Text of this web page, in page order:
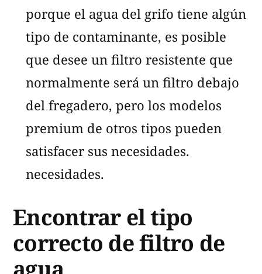
porque el agua del grifo tiene algún
tipo de contaminante, es posible
que desee un filtro resistente que
normalmente será un filtro debajo
del fregadero, pero los modelos
premium de otros tipos pueden
satisfacer sus necesidades.
necesidades.
Encontrar el tipo
correcto de filtro de